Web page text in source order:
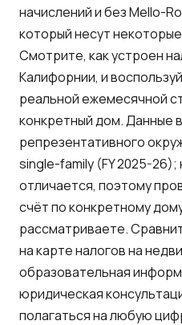
начислений и безMello-
который несут
Смотрите, как устроен
Калифорнии, и
реальной ежемесячной
конкретный дом. Данные
репрезентативного
single-family (FY 2025-26);
отличается, поэтому
счёт по конкретному
рассматриваете.
накарте налогов на
образовательная
юридическая
полагаться на любую